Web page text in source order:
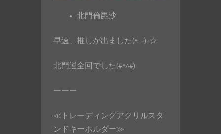
北門倫毘沙
早速、推しが出ました(^_-)-☆
北門運全回でした(#^^#)
ーーー
≪トレーディングアクリルスタ
ンドキーホルダー≫